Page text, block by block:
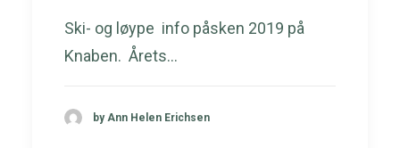
Ski- og løype info påsken 2019 på
Knaben. Årets…
by Ann Helen Erichsen